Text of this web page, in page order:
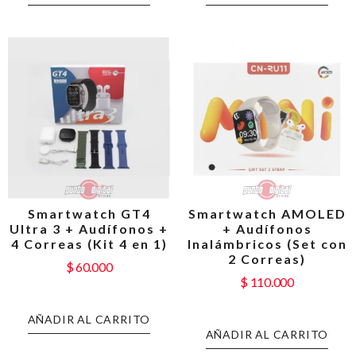
Smartwatch GT4
Ultra 3 + Audífonos +
4 Correas (Kit 4 en 1)
$60.000
AÑADIR AL CARRITO
Smartwatch AMOLED
+ Audífonos
Inalámbricos (Set con
2 Correas)
$ 110.000
AÑADIR AL CARRITO